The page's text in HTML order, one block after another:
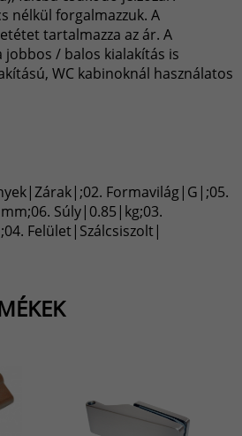
nélkül forgalmazzuk. A
tartalmazza az ár. A
/ balos kialakítás is
WC kabinoknál használatos
Formavilág|G|;05.
Súly|0.85|kg;03.
Felület|Szálcsiszolt|